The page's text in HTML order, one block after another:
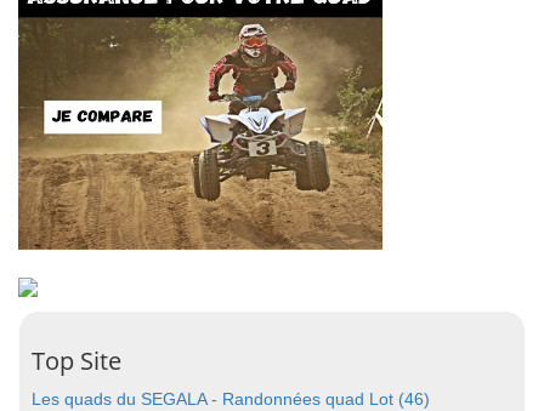
Top Site
Les quads du SEGALA - Randonnées quad Lot (46)